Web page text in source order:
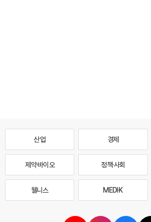
산업 경제
제약·바이오 정책·사회
웰니스 MEDI·K